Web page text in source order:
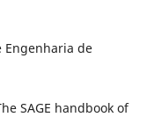
Engenharia de
SAGE handbook of